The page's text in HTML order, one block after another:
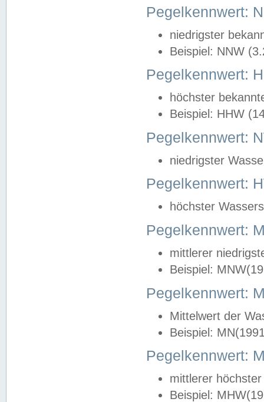
Pegelkennwert:
niedrigster
Beispiel: NNW
Pegelkennwert:
höchster
Beispiel: HHW
Pegelkennwert:
niedrigster
Pegelkennwert:
höchster
Pegelkennwert:
mittlerer
Beispiel:
Pegelkennwert:
Mittelwert der
Beispiel:
Pegelkennwert:
mittlerer
Beispiel: